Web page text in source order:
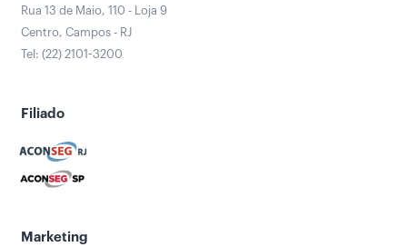
Rua 13 de Maio, 110 - Loja 9
Centro, Campos - RJ
Tel: (22) 2101-3200
Filiado
Marketing